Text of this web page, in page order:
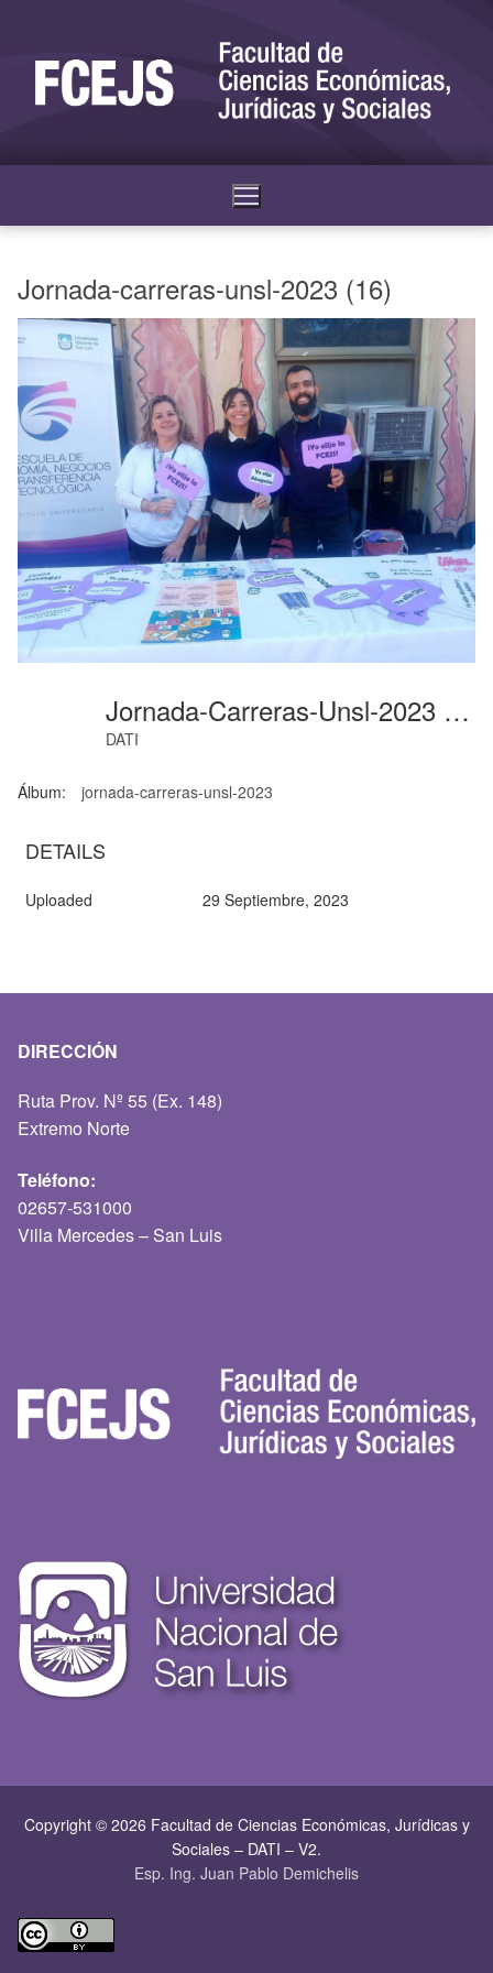
Jornada-carreras-unsl-2023 (16)
Jornada-Carreras-Unsl-2023 (16)
DATI
Álbum: jornada-carreras-unsl-2023
DETAILS
Uploaded 29 Septiembre, 2023
DIRECCIÓN
Ruta Prov. Nº 55 (Ex. 148)
Extremo Norte
Teléfono:
02657-531000
Villa Mercedes – San Luis
Copyright © 2026 Facultad de Ciencias Económicas, Jurí­dicas y
Sociales – DATI – V2.
Esp. Ing. Juan Pablo Demichelis